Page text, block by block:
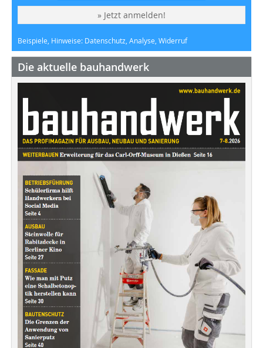
» Jetzt anmelden!
Beispiele, Hinweise: Datenschutz, Analyse, Widerruf
Die aktuelle bauhandwerk